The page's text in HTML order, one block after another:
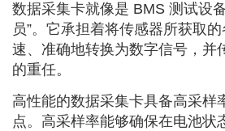
数据采集卡就像是 BMS 测试设
员”。它承担着将传感器所获取
速、准确地转换为数字信号，并
的重任。
高性能的数据采集卡具备高采样
点。高采样率能够确保在电池状